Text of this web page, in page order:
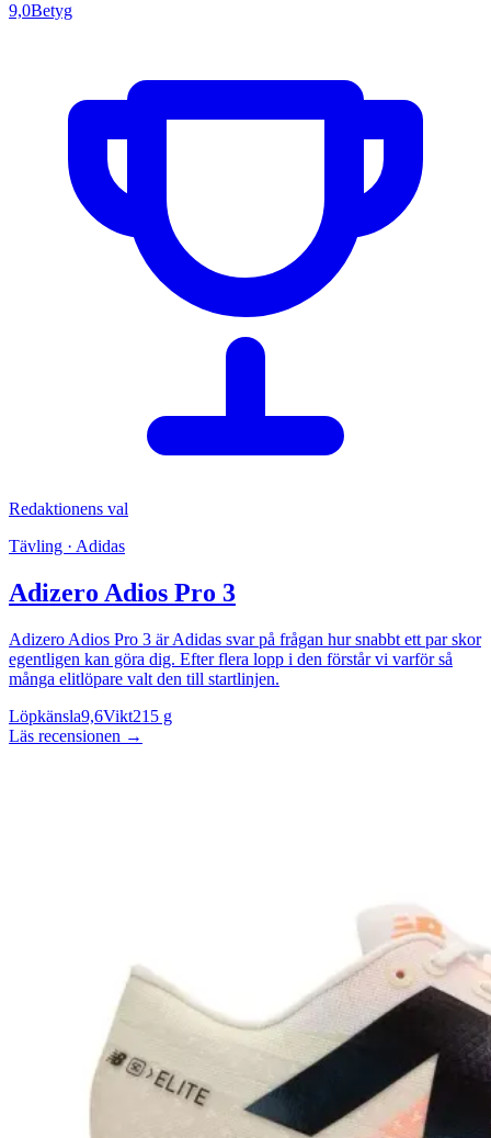
9,0Betyg
Redaktionens val
Tävling · Adidas
Adizero Adios Pro 3
Adizero Adios Pro 3 är Adidas svar på frågan hur snabbt ett par skor
egentligen kan göra dig. Efter flera lopp i den förstår vi varför så
många elitlöpare valt den till startlinjen.
Löpkänsla9,6Vikt215 g
Läs recensionen →